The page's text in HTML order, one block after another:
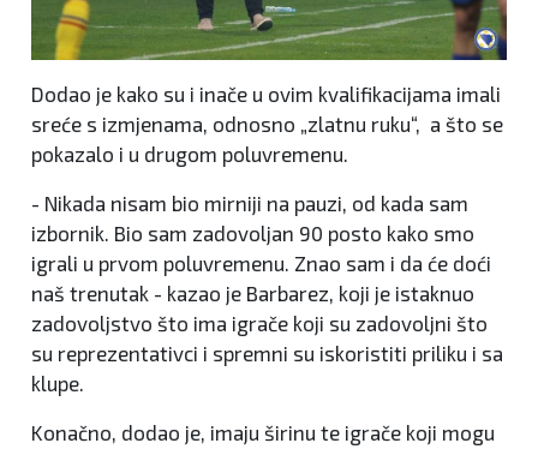
Dodao je kako su i inače u ovim kvalifikacijama imali
sreće s izmjenama, odnosno „zlatnu ruku“, a što se
pokazalo i u drugom poluvremenu.
- Nikada nisam bio mirniji na pauzi, od kada sam
izbornik. Bio sam zadovoljan 90 posto kako smo
igrali u prvom poluvremenu. Znao sam i da će doći
naš trenutak - kazao je Barbarez, koji je istaknuo
zadovoljstvo što ima igrače koji su zadovoljni što
su reprezentativci i spremni su iskoristiti priliku i sa
klupe.
Konačno, dodao je, imaju širinu te igrače koji mogu